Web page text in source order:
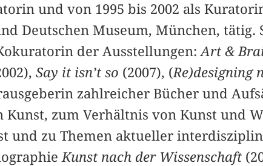
und von 1995 bis 2002 als
Deutschen Museum, München, tätig.
der Ausstellungen: Art &
Say it isn’t so (2007), (Re)designing
zahlreicher Bücher und
Kunst, zum Verhältnis von Kunst und
und zu Themen aktueller
Kunst nach der Wissenschaft